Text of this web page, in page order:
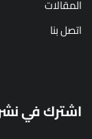
المقالات
اتصل بنا
اشترك في